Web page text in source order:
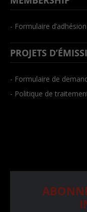
- Formulaire d’adhésion
PROJETS
- Formulaire de
- Politique de